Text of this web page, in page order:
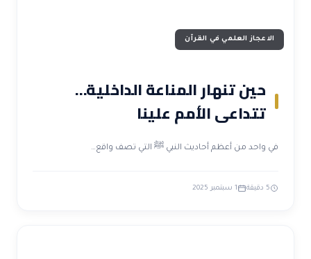
الاعجاز العلمي في القرآن
حين تنهار المناعة الداخلية…
تتداعى الأمم علينا
في واحد من أعظم أحاديث النبي ﷺ التي تصف واقع…
5 دقيقة 1 سبتمبر 2025